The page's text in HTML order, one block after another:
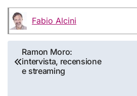
Fabio Alcini
Navigazione
articoli
Ramon Moro:
intervista, recensione
e streaming